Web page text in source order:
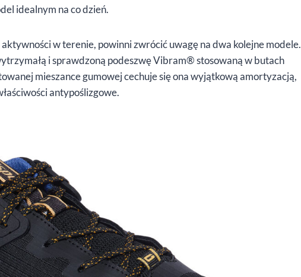
idealnym na co dzień.
w terenie, powinni zwrócić uwagę na dwa kolejne modele.
i sprawdzoną podeszwę Vibram® stosowaną w butach
mieszance gumowej cechuje się ona wyjątkową amortyzacją,
antypoślizgowe.